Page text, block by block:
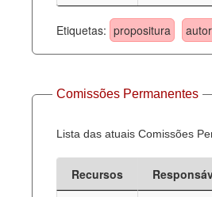
Agenda
Perguntas frequentes
Contato
Etiquetas: propositura autor
Comissões Permanentes
Lista das atuais Comissões
Recursos